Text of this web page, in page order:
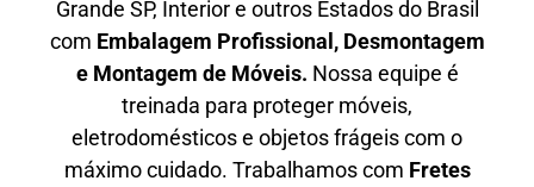
Grande SP, Interior e outros Estados do Brasil
com Embalagem Profissional, Desmontagem
e Montagem de Móveis. Nossa equipe é
treinada para proteger móveis,
eletrodomésticos e objetos frágeis com o
máximo cuidado. Trabalhamos com Fretes